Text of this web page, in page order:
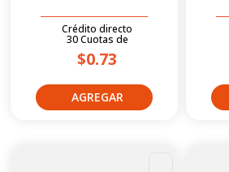
Crédito directo
30Cuotas de
$0.73